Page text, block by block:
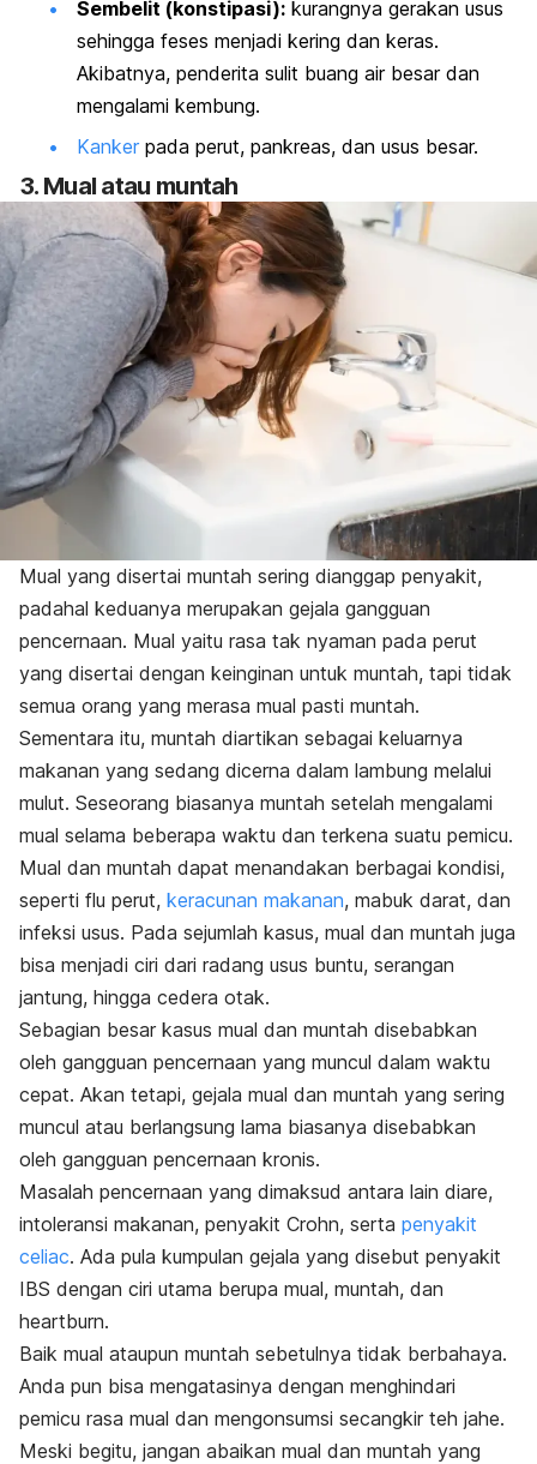
Sembelit (konstipasi): kurangnya gerakan usus
sehingga feses menjadi kering dan keras.
Akibatnya, penderita sulit buang air besar dan
mengalami kembung.
Kanker pada perut, pankreas, dan usus besar.
3. Mual atau muntah
Mual yang disertai muntah sering dianggap penyakit,
padahal keduanya merupakan gejala gangguan
pencernaan. Mual yaitu rasa tak nyaman pada perut
yang disertai dengan keinginan untuk muntah, tapi tidak
semua orang yang merasa mual pasti muntah.
Sementara itu, muntah diartikan sebagai keluarnya
makanan yang sedang dicerna dalam lambung melalui
mulut. Seseorang biasanya muntah setelah mengalami
mual selama beberapa waktu dan terkena suatu pemicu.
Mual dan muntah dapat menandakan berbagai kondisi,
seperti flu perut, keracunan makanan, mabuk darat, dan
infeksi usus. Pada sejumlah kasus, mual dan muntah juga
bisa menjadi ciri dari radang usus buntu, serangan
jantung, hingga cedera otak.
Sebagian besar kasus mual dan muntah disebabkan
oleh gangguan pencernaan yang muncul dalam waktu
cepat. Akan tetapi, gejala mual dan muntah yang sering
muncul atau berlangsung lama biasanya disebabkan
oleh gangguan pencernaan kronis.
Masalah pencernaan yang dimaksud antara lain diare,
intoleransi makanan, penyakit Crohn, serta penyakit
celiac. Ada pula kumpulan gejala yang disebut penyakit
IBS dengan ciri utama berupa mual, muntah, dan
heartburn.
Baik mual ataupun muntah sebetulnya tidak berbahaya.
Anda pun bisa mengatasinya dengan menghindari
pemicu rasa mual dan mengonsumsi secangkir teh jahe.
Meski begitu, jangan abaikan mual dan muntah yang